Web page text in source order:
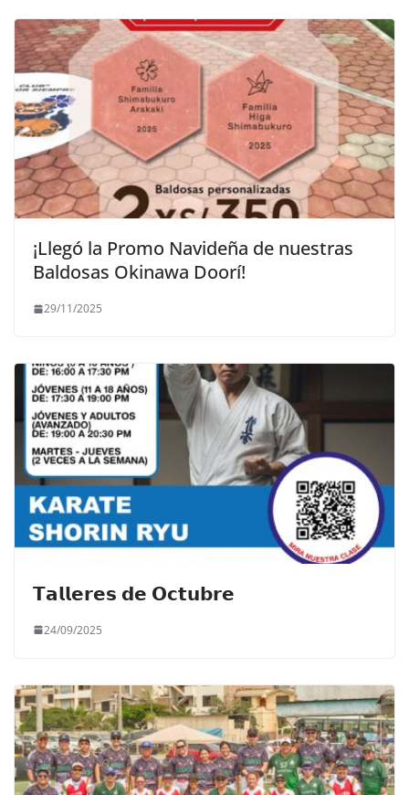
¡Llegó la Promo Navideña de nuestras
Baldosas Okinawa Doorí!
29/11/2025
𝗧𝗮𝗹𝗹𝗲𝗿𝗲𝘀 𝗱𝗲 𝗢𝗰𝘁𝘂𝗯𝗿𝗲
24/09/2025